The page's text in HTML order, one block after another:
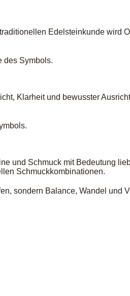
Edelsteinkunde wird
des Symbols.
Klarheit und bewusster
und Schmuck mit Bedeutung
Schmuckkombinationen.
sondern Balance, Wandel und